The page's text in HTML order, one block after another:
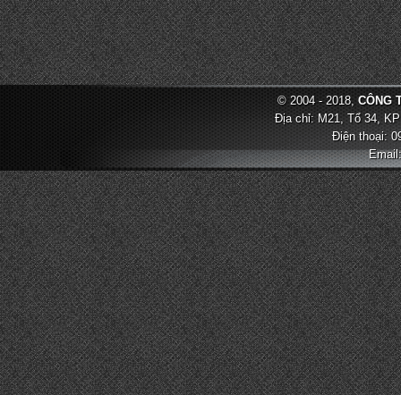
© 2004 - 2018, CÔNG
Địa chỉ: M21, Tổ 34,
Điện thoại: